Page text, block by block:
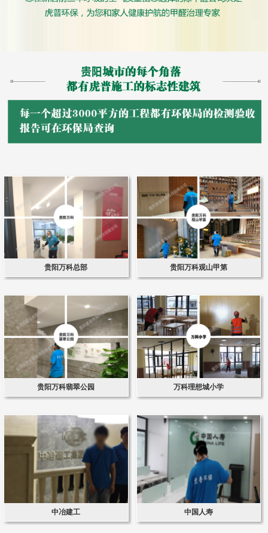
贵阳万科总部 贵阳万科观山甲第
贵阳万科翡翠公园 万科理想城小学
中冶建工 中国人寿